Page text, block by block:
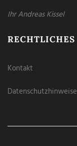
Ihr Andreas Kissel
RECHTLICHES
Kontakt
Datenschutzhinweise